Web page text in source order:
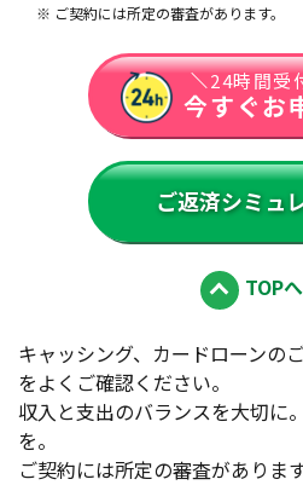
ご契約には所定の審査があります。
24時間受
今すぐお
ご返済シミュ
TOP
キャッシング、カードローンの
をよくご確認ください。
収入と支出のバランスを大切に
を。
ご契約には所定の審査があります